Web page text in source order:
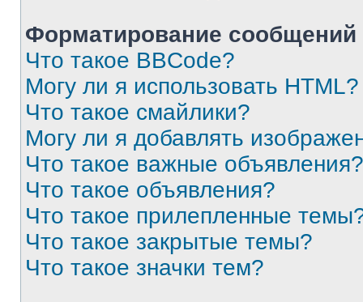
Форматирование
Что такое BBCode?
Могу ли я использовать HTML?
Что такое смайлики?
Могу ли я добавлять
Что такое важные объявления?
Что такое объявления?
Что такое прилепленные
Что такое закрытые темы?
Что такое значки тем?